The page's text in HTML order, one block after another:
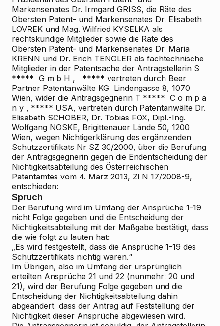
Markensenates Dr. Irmgard GRISS, die Räte des
Obersten Patent- und Markensenates Dr. Elisabeth
LOVREK und Mag. Wilfried KYSELKA als
rechtskundige Mitglieder sowie die Räte des
Obersten Patent- und Markensenates Dr. Maria
KRENN und Dr. Erich TENGLER als fachtechnische
Mitglieder in der Patentsache der Antragstellerin S
***** G m b H , ***** vertreten durch Beer
Partner Patentanwälte KG, Lindengasse 8, 1070
Wien, wider die Antragsgegnerin T ***** C o m p a
n y , ***** USA, vertreten durch Patentanwälte Dr.
Elisabeth SCHOBER, Dr. Tobias FOX, Dipl.-Ing.
Wolfgang NOSKE, Brigittenauer Lände 50, 1200
Wien, wegen Nichtigerklärung des ergänzenden
Schutzzertifikats Nr SZ 30/2000, über die Berufung
der Antragsgegnerin gegen die Endentscheidung der
Nichtigkeitsabteilung des Österreichischen
Patentamtes vom 4. März 2013, Zl N 17/2008-9,
entschieden:
Spruch
Der Berufung wird im Umfang der Ansprüche 1-19
nicht Folge gegeben und die Entscheidung der
Nichtigkeitsabteilung mit der Maßgabe bestätigt, dass
die wie folgt zu lauten hat:
„Es wird festgestellt, dass die Ansprüche 1-19 des
Schutzzertifikats nichtig waren.“
Im Übrigen, also im Umfang der ursprünglich
erteilten Ansprüche 21 und 22 (nunmehr: 20 und
21), wird der Berufung Folge gegeben und die
Entscheidung der Nichtigkeitsabteilung dahin
abgeändert, dass der Antrag auf Feststellung der
Nichtigkeit dieser Ansprüche abgewiesen wird.